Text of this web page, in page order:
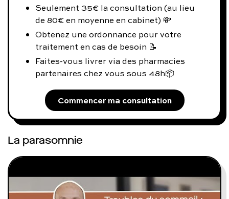
Seulement 35€ la consultation (au lieu
de 80€ en moyenne en cabinet) 💸
Obtenez une ordonnance pour votre
traitement en cas de besoin 📝
Faites-vous livrer via des pharmacies
partenaires chez vous sous 48h📦
Commencer ma consultation
La parasomnie